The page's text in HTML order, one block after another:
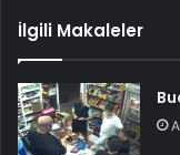
İlgili Makaleler